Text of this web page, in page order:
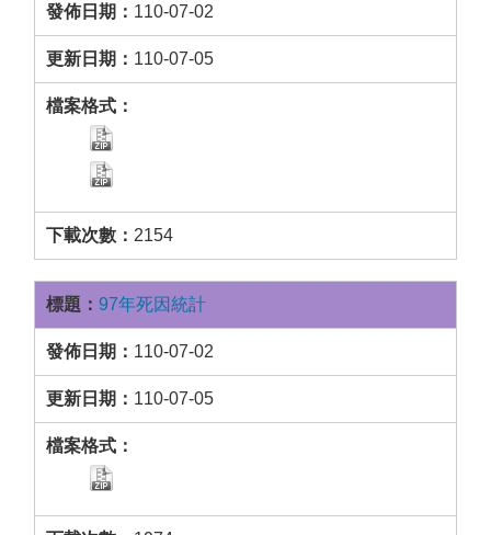
110-07-02
110-07-05
2154
97年死因統計
110-07-02
110-07-05